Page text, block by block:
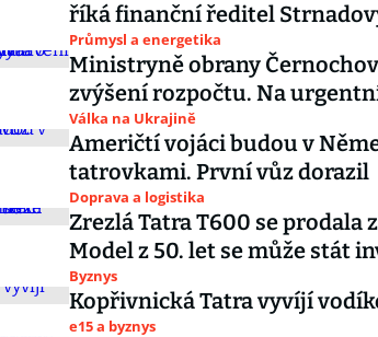
říká finanční ředitel
Průmysl a energetika
Ministryně obrany
zvýšení rozpočtu. Na
Válka na Ukrajině
Američtí vojáci budou v
tatrovkami. První vůz dorazil
Doprava a logistika
Zrezlá Tatra T600 se prodala
Model z 50. let se může stát
Byznys
Kopřivnická Tatra vyvíjí
e15 a byznys